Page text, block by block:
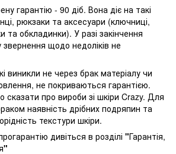
гарантію - 90 діб. Вона діє на такі
рюкзаки та аксесуари (ключниці,
та обкладинки). У разі закінчення
звернення щодо недоліків не
виникли не через брак матеріалу чи
не покриваються гарантією.
сказати про вироби зі шкіри Crazy. Для
наявність дрібних подряпин та
текстури шкіри.
дивіться в розділі "Гарантія,
"